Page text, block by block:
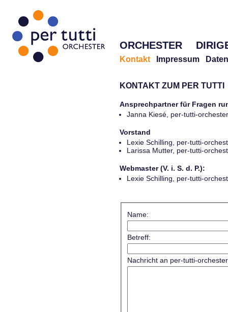
ORCHESTER
Kontakt Impressum
KONTAKT ZUM PER TUTTI
Ansprechpartner für Fragen
Janna Kiesé, per-tutti-
Vorstand
Lexie Schilling, per-tutti-
Larissa Mutter, per-tutti-
Webmaster (V. i. S. d. P.):
Lexie Schilling, per-tutti-
Name:
Betreff:
Nachricht an per-tutti-